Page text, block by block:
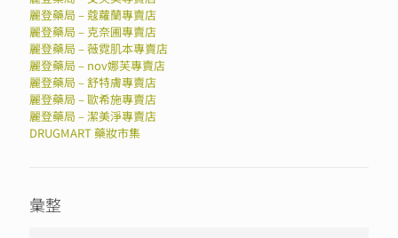
麗登藥局 – 蔻蘿蘭專賣店
麗登藥局 – 克奈圃專賣店
麗登藥局 – 薇霓肌本專賣店
麗登藥局 – nov娜芙專賣店
麗登藥局 – 舒特膚專賣店
麗登藥局 – 歐希施專賣店
麗登藥局 – 潔美淨專賣店
DRUGMART 藥妝市集
彙整